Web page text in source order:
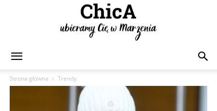
Strona główna
Trendy